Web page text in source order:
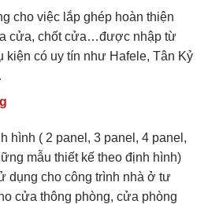
cho việc lắp ghép hoàn thiện
cửa, chốt cửa…được nhập từ
kiện có uy tín như Hafele, Tân Kỷ
hình ( 2 panel, 3 panel, 4 panel,
mẫu thiết kế theo định hình)
dụng cho công trình nhà ở tư
cửa thông phòng, cửa phòng